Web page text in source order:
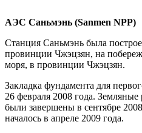
АЭС Саньмэнь (Sanmen NPP)
Станция Саньмэнь была
провинции Чжэцзян, на
моря, в провинции Чжэцзян.
Закладка фундамента для
26 февраля 2008 года. Земляные
были завершены в сентябре
началось в апреле 2009 года.